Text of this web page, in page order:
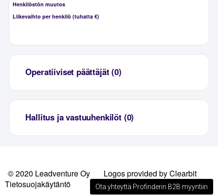
Henkilöstön muutos
Liikevaihto per henkilö (tuhatta €)
Operatiiviset päättäjät (0)
Hallitus ja vastuuhenkilöt (0)
© 2020 Leadventure Oy
Logos provided by Clearbit
Tietosuojakäytäntö
Ota yhteyttä Profinderin B2B myyntiin